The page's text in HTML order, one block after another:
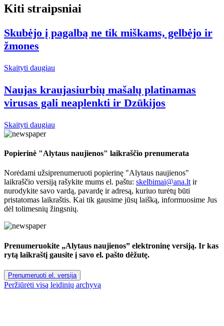
Kiti straipsniai
Skubėjo į pagalbą ne tik miškams, gelbėjo ir
žmones
Skaityti daugiau
Naujas kraujasiurbių mašalų platinamas
virusas gali neaplenkti ir Dzūkijos
Skaityti daugiau
Popierinė "Alytaus naujienos" laikraščio prenumerata
Norėdami užsiprenumeruoti popierinę "Alytaus naujienos"
laikraščio versiją rašykite mums el. paštu: skelbimai@ana.ltir
nurodykite savo vardą, pavardę ir adresą, kuriuo turėtų būti
pristatomas laikraštis. Kai tik gausime jūsų laišką, informuosime Jus
dėl tolimesnių žingsnių.
Prenumeruokite „Alytaus naujienos” elektroninę versiją. Ir kas
rytą laikraštį gausite į savo el. pašto dėžutę.
Prenumeruoti el. versiją
Peržiūrėti visą leidinių archyvą